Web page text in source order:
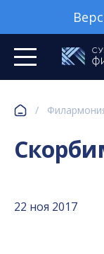
/
22 ноя 2017